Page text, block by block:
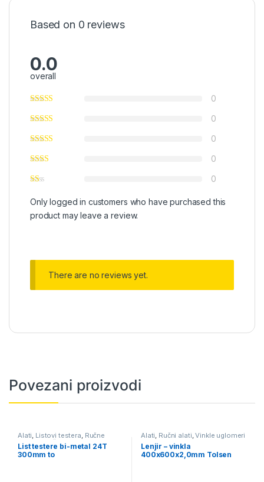
Based on 0 reviews
0.0
overall
0
0
0
0
0
Only logged in customers who have purchased this
product may leave a review.
There are no reviews yet.
Povezani proizvodi
Alati, Listovi testera, Ručne
testere ,Ručni alati
List testere bi-metal 24T
300mm to
Alati, Ručni alati,Vinkle uglomeri
lenjiri
Lenjir – vinkla
400x600x2,0mm Tolsen